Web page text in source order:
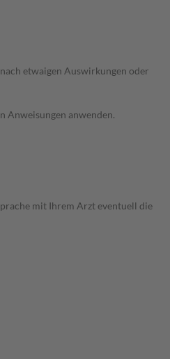
etwaigen Auswirkungen oder
Anweisungen anwenden.
mit Ihrem Arzt eventuell die